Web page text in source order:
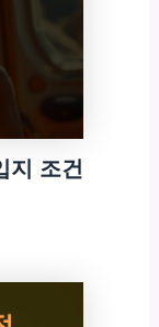
지 조건